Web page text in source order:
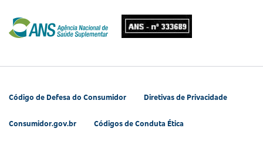
Código de Defesa do Consumidor Diretivas de Privacidade
Consumidor.gov.br Códigos de Conduta Ética